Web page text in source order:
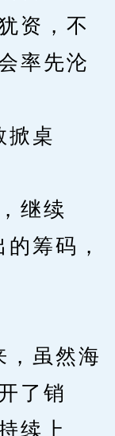
资，不
率先沦
桌
继续
筹码，
虽然海
了销
续上